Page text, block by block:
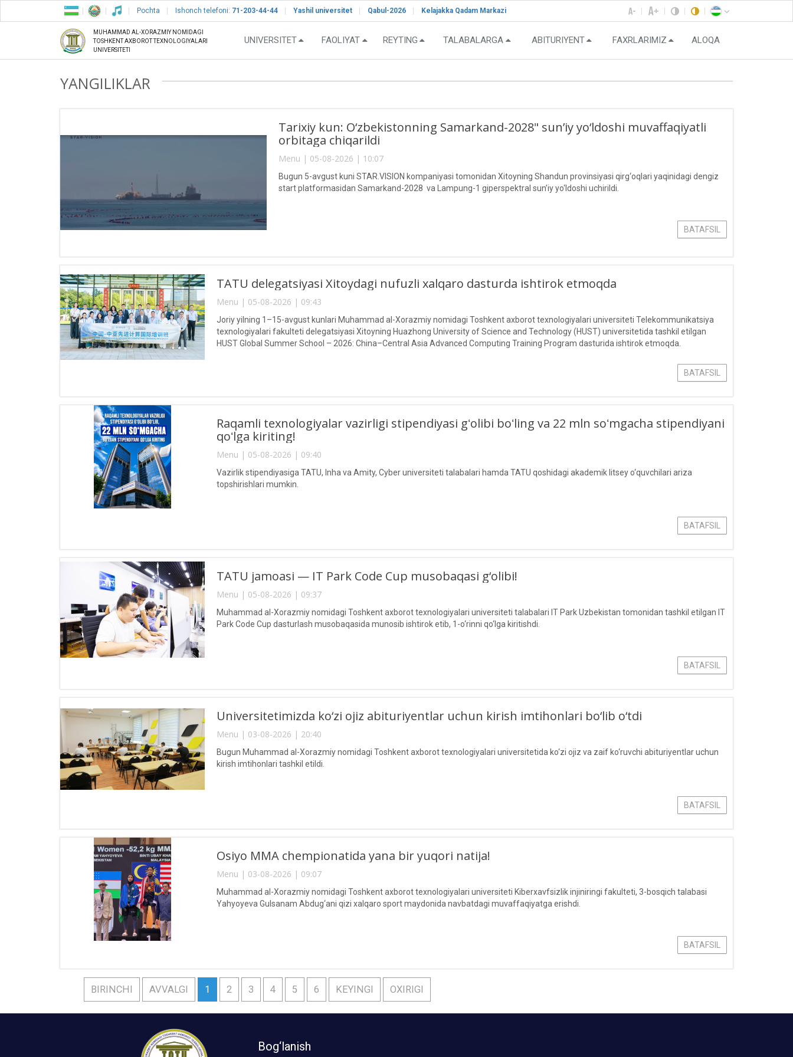
Pochta Ishonch telefoni: 71-203-44-44 Yashil universitet Qabul-2026 Kelajakka Qadam Markazi
MUHAMMAD AL-XORAZMIY NOMIDAGI
TOSHKENT AXBOROT TEXNOLOGIYALARI
UNIVERSITETI
UNIVERSITET FAOLIYAT REYTING TALABALARGA ABITURIYENT FAXRLARIMIZ ALOQA
YANGILIKLAR
Tarixiy kun: O‘zbekistonning Samarkand-2028" sun’iy yo‘ldoshi muvaffaqiyatli
orbitaga chiqarildi
Menu | 05-08-2026 | 10:07
Bugun 5-avgust kuni STAR.VISION kompaniyasi tomonidan Xitoyning Shandun provinsiyasi qirg‘oqlari yaqinidagi dengiz
start platformasidan Samarkand-2028 va Lampung-1 giperspektral sun’iy yo‘ldoshi uchirildi.
BATAFSIL
TATU delegatsiyasi Xitoydagi nufuzli xalqaro dasturda ishtirok etmoqda
Menu | 05-08-2026 | 09:43
Joriy yilning 1–15-avgust kunlari Muhammad al-Xorazmiy nomidagi Toshkent axborot texnologiyalari universiteti Telekommunikatsiya
texnologiyalari fakulteti delegatsiyasi Xitoyning Huazhong University of Science and Technology (HUST) universitetida tashkil etilgan
HUST Global Summer School – 2026: China–Central Asia Advanced Computing Training Program dasturida ishtirok etmoqda.
BATAFSIL
Raqamli texnologiyalar vazirligi stipendiyasi gʻolibi boʻling va 22 mln soʻmgacha stipendiyani
qoʻlga kiriting!
Menu | 05-08-2026 | 09:40
Vazirlik stipendiyasiga TATU, Inha va Amity, Cyber universiteti talabalari hamda TATU qoshidagi akademik litsey o‘quvchilari ariza
topshirishlari mumkin.
BATAFSIL
TATU jamoasi — IT Park Code Cup musobaqasi g‘olibi!
Menu | 05-08-2026 | 09:37
Muhammad al-Xorazmiy nomidagi Toshkent axborot texnologiyalari universiteti talabalari IT Park Uzbekistan tomonidan tashkil etilgan IT
Park Code Cup dasturlash musobaqasida munosib ishtirok etib, 1-o‘rinni qo‘lga kiritishdi.
BATAFSIL
Universitetimizda ko‘zi ojiz abituriyentlar uchun kirish imtihonlari bo‘lib o‘tdi
Menu | 03-08-2026 | 20:40
Bugun Muhammad al-Xorazmiy nomidagi Toshkent axborot texnologiyalari universitetida ko‘zi ojiz va zaif ko‘ruvchi abituriyentlar uchun
kirish imtihonlari tashkil etildi.
BATAFSIL
Osiyo MMA chempionatida yana bir yuqori natija!
Menu | 03-08-2026 | 09:07
Muhammad al-Xorazmiy nomidagi Toshkent axborot texnologiyalari universiteti Kiberxavfsizlik injiniringi fakulteti, 3-bosqich talabasi
Yahyoyeva Gulsanam Abdug‘ani qizi xalqaro sport maydonida navbatdagi muvaffaqiyatga erishdi.
BATAFSIL
BIRINCHI AVVALGI 1 2 3 4 5 6 KEYINGI OXIRIGI
Bog‘lanish